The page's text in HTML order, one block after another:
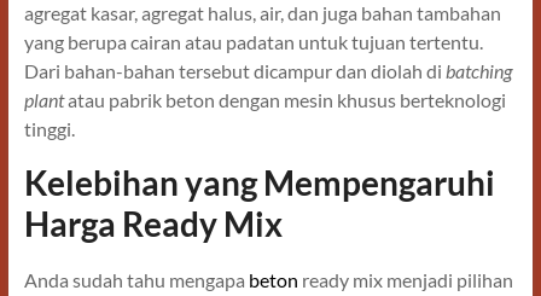
agregat kasar, agregat halus, air, dan juga bahan tambahan
yang berupa cairan atau padatan untuk tujuan tertentu.
Dari bahan-bahan tersebut dicampur dan diolah di batching
plantatau pabrik beton dengan mesin khusus berteknologi
tinggi.
Kelebihan yang Mempengaruhi
Harga Ready Mix
Anda sudah tahu mengapa beton ready mix menjadi pilihan